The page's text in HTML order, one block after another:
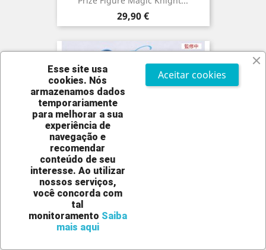
Preço
29,90 €
Prize Figure Magic Knight...
Preço
29,90 €
NOVO
Esse site usa
cookies. Nós
armazenamos dados
temporariamente
para melhorar a sua
experiência de
navegação e
recomendar
conteúdo de seu
interesse. Ao utilizar
nossos serviços,
você concorda com
tal
monitoramento Saiba
mais aqui
Aceitar cookies